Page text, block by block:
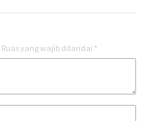
Ruas yang wajib ditandai *